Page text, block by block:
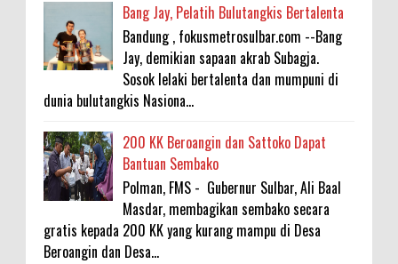
Bang Jay, Pelatih Bulutangkis Bertalenta
Bandung , fokusmetrosulbar.com --Bang
Jay, demikian sapaan akrab Subagja.
Sosok lelaki bertalenta dan mumpuni di
dunia bulutangkis Nasiona...
200 KK Beroangin dan Sattoko Dapat
Bantuan Sembako
Polman, FMS - Gubernur Sulbar, Ali Baal
Masdar, membagikan sembako secara
gratis kepada 200 KK yang kurang mampu di Desa
Beroangin dan Desa...